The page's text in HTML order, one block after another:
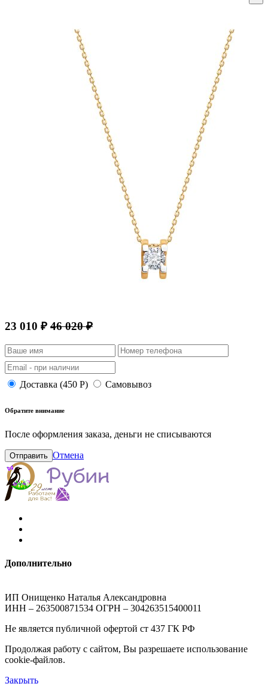
23 010 ₽ 46 020 ₽
Доставка (450 Р) Самовывоз
Обратите внимание
После оформления заказа, деньги не списываются
Отправить Отмена
Дополнительно
ИП Онищенко Наталья Александровна
ИНН – 263500871534 ОГРН – 304263515400011
Не является публичной офертой ст 437 ГК РФ
Продолжая работу с сайтом, Вы разрешаете использование
cookie-файлов.
Закрыть